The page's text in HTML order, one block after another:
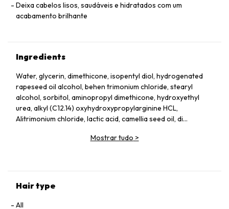
Deixa cabelos lisos, saudáveis ​​e hidratados com um
acabamento brilhante
Ingredients
Water, glycerin, dimethicone, isopentyl diol, hydrogenated
rapeseed oil alcohol, behen trimonium chloride, stearyl
alcohol, sorbitol, aminopropyl dimethicone, hydroxyethyl
urea, alkyl (C12.14) oxyhydroxypropylarginine HCL,
Alitrimonium chloride, lactic acid, camellia seed oil, di
dilauroylglutamate Na, royal jelly extract, Na acetyl
phenoxyethanol, benzoic acid Na, perfume, red 227, yellow 4.
Mostrar tudo >
Hair type
All